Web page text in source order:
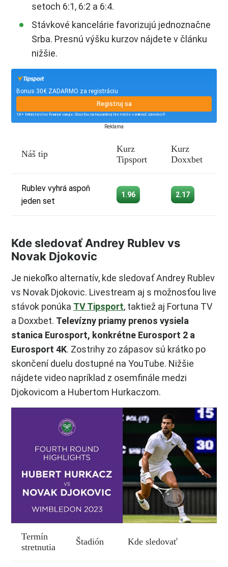
setoch 6:1, 6:2 a 6:4.
Stávkové kancelárie favorizujú jednoznačne
Srba. Presnú výšku kurzov nájdete v článku
nižšie.
Bonus 30€ ZADARMO za registráciu
Registruj sa
18+ Ministerstvo financií varuje: Účasťou na hazardnej hre môže vzniknúť závislosť!
Reklama
Náš tip
Kurz
Tipsport
Kurz
Doxxbet
Rublev vyhrá aspoň
jeden set
1.96 2.17
Kde sledovať Andrey Rublev vs
Novak Djokovic
Je niekoľko alternatív, kde sledovať Andrey Rublev
vs Novak Djokovic. Livestream aj s možnosťou live
stávok ponúka TV Tipsport, taktiež aj Fortuna TV
a Doxxbet. Televízny priamy prenos vysiela
stanica Eurosport, konkrétne Eurosport 2 a
Eurosport 4K. Zostrihy zo zápasov sú krátko po
skončení duelu dostupné na YouTube. Nižšie
nájdete video napríklad z osemfinále medzi
Djokovicom a Hubertom Hurkaczom.
Termín
stretnutia
Štadión Kde sledovať